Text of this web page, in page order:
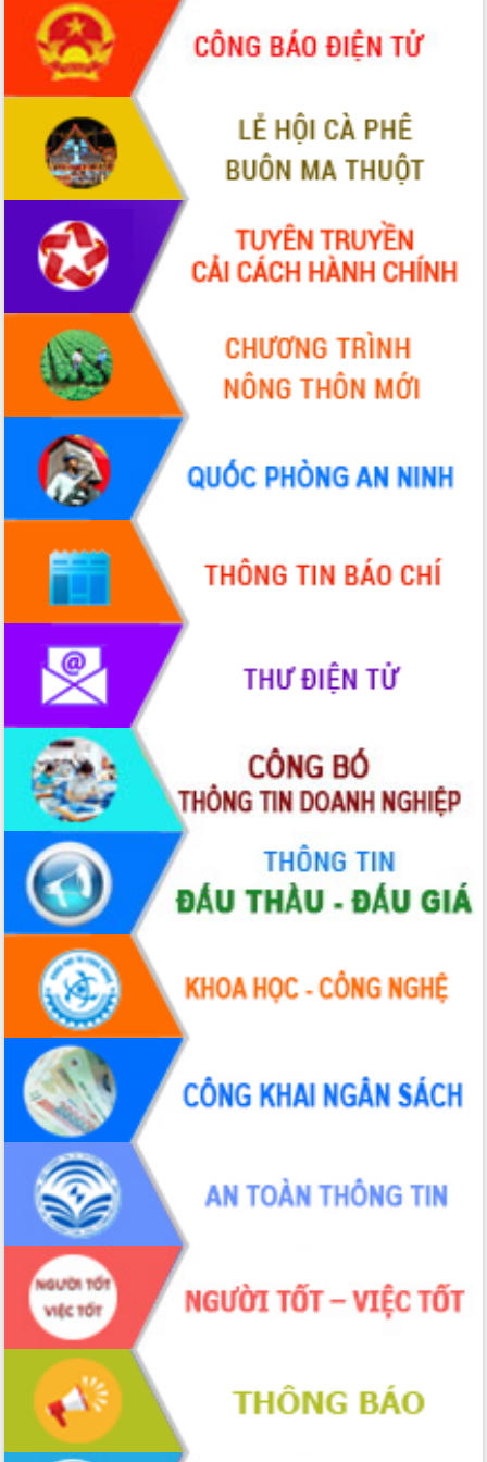
Định vị cà phê Việt Nam như một “di
sản sống” trong dòng chảy toàn cầu
Xây dựng nông thôn mới: Nâng cao đời
sống người dân từ những mô hình thiết
thực
Quyết liệt tháo gỡ vướng mắc, đẩy
nhanh tiến độ các dự án trọng điểm
trong Khu kinh tế Nam Phú Yên
Hòn Yến phát triển du lịch gắn với bảo
tồn biển
Lấy ý kiến điều chỉnh Quy hoạch tỉnh
Đắk Lắk thời kỳ 2021-2030, tầm nhìn
đến năm 2050
Phát động chiến dịch 30 ngày đêm
giải phóng mặt bằng Tuyến đường bộ
ven biển
Đắk Lắk nỗ lực thúc đẩy tăng trưởng
kinh tế từ 10% trở lên trong Quý
Đắk Lắk ký kết thỏa thuận hợp tác về
chuyển đổi số giai đoạn 2026 – 2030
với Tập đoàn Bưu chính Viễn thông
Việt Nam
Thứ trưởng Bộ Y tế làm việc với tỉnh
Đắk Lắk về phát triển nhân lực y tế
cho trạm y tế cấp xã
Du lịch Đắk Lắk nâng tầm trải nghiệm
du khách thông qua Hệ thống cơ sở dữ
liệu và Bản đồ số
Tập huấn ứng dụng trí tuệ nhân tạo (AI)
trong thương mại điện tử năm 2026
Đoàn đại biểu Quốc hội tỉnh Đắk Lắk
trao đổi thông tin trước Kỳ họp thứ
nhất, Quốc hội khóa XVI
Quyết liệt cải cách hành chính, khơi
thông nguồn lực phát triển
Nâng cao hiệu lực, hiệu quả HĐND
tỉnh thông qua hiện đại hóa hành chính
Xã Ea Phê gắn cải cách hành chính với
chuyển đổi số
Phó Chủ tịch Thường trực UBND tỉnh
Hồ Thị Nguyên Thảo làm việc tại Trung
tâm Phục vụ hành chính công xã Ea
Xây dựng nền hành chính số đồng
hành cùng nông dân dân, doanh nghiệp
Giai đoạn 2026-2030, Đắk Lắk phấn
đấu có 77% xã đạt chuẩn nông thôn
mới
Chuyển đổi số 'mở đường' cho nông
nghiệp Đắk Lắk tăng trưởng bứt phá
Triển khai đồng bộ đo đạc, lập hồ sơ
địa chính, hoàn thiện cơ sở dữ liệu đất
Ứng dụng sinh trắc học - Bước tiến
trong hành trình chuyển đổi số tại Đắk
Lắk
Đắk Lắk nâng cao hiệu quả công tác
Đảng từ Sổ tay đảng viên điện tử
Đắk Lắk đẩy mạnh nuôi biển công
nghệ, hướng tới phát triển thủy sản
bền vững